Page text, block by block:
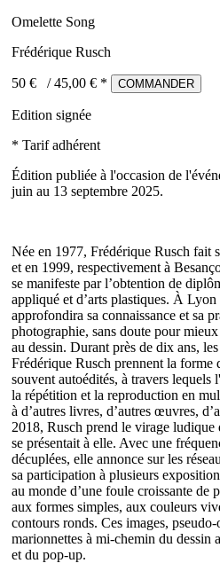
Omelette Song
Frédérique Rusch
50 € /45,00 € * COMMANDER
Edition signée
* Tarif adhérent
Édition publiée à l'occasion de
juin au 13 septembre 2025.
Née en 1977, Frédérique Rusch fait
et en 1999, respectivement à
se manifeste par l’obtention de
appliqué et d’arts plastiques. À Lyon
approfondira sa connaissance et sa
photographie, sans doute pour mieux
au dessin. Durant près de dix ans,
Frédérique Rusch prennent la forme
souvent autoédités, à travers lequels
la répétition et la reproduction en
à d’autres livres, d’autres œuvres,
2018, Rusch prend le virage ludique
se présentait à elle. Avec une
décuplées, elle annonce sur les
sa participation à plusieurs
au monde d’une foule croissante de
aux formes simples, aux couleurs
contours ronds. Ces images,
marionnettes à mi-chemin du dessin
et du pop-up.